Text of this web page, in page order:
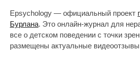
Epsychology — официальный проект
Бурлана. Это онлайн-журнал для
все о детском поведении с точки
размещены актуальные